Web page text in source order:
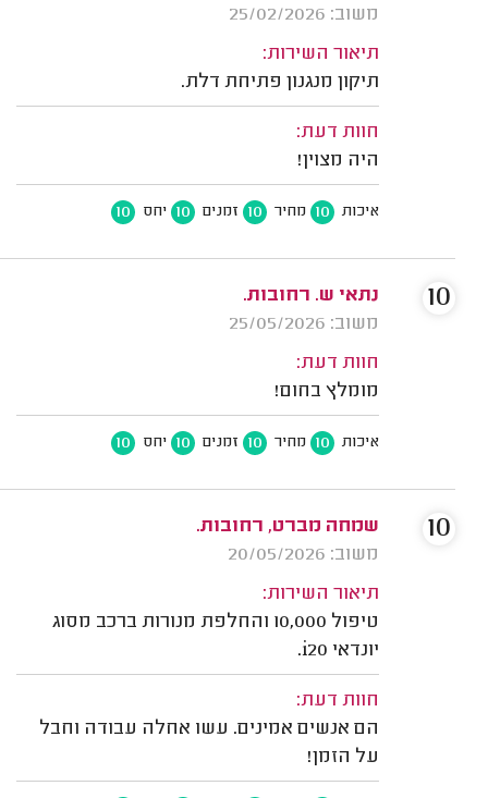
משוב: 25/02/2026
תיאור השירות:
תיקון מנגנון פתיחת דלת.
חוות דעת:
היה מצוין!
איכות 10 מחיר 10 זמנים 10 יחס 10
נתאי ש. רחובות.
משוב: 25/05/2026
חוות דעת:
מומלץ בחום!
איכות 10 מחיר 10 זמנים 10 יחס 10
10
שמחה מברט, רחובות.
משוב: 20/05/2026
תיאור השירות:
טיפול 10,000 והחלפת מנורות ברכב מסוג
יונדאי i20.
חוות דעת:
הם אנשים אמינים. עשו אחלה עבודה וחבל
על הזמן!
10